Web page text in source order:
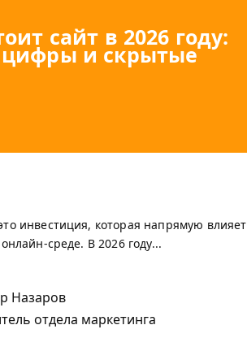
сайт в 2026 году:
и скрытые
инвестиция, которая напрямую влияет
среде. В 2026 году...
Назаров
отдела маркетинга